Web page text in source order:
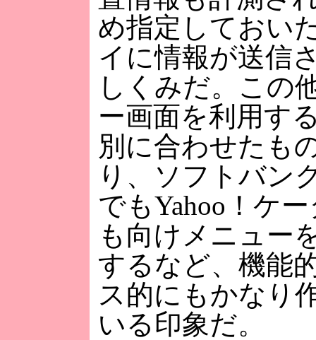
め指定しておい
イに情報が送信
しくみだ。この
ー画面を利用す
別に合わせたも
り、ソフトバン
でもYahoo！ケ
も向けメニュー
するなど、機能
ス的にもかなり
いる印象だ。